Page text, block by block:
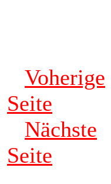
Voherige
Seite
Nächste
Seite